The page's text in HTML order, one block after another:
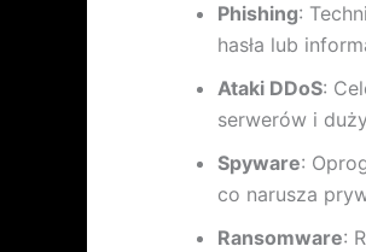
Phishing:
hasła lub
Ataki DDoS:
serwerów i
Spyware:
co narusza
Ransomware: